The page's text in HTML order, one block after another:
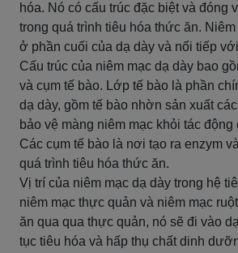
hóa. Nó có cấu trúc đặc biệt và đóng
trong quá trình tiêu hóa thức ăn.
ở phần cuối của dạ dày và nối tiếp
Cấu trúc của niêm mạc dạ dày bao
và cụm tế bào. Lớp tế bào là phần
dạ dày, gồm tế bào nhờn sản xuất
bảo vệ màng niêm mạc khỏi tác động
Các cụm tế bào là nơi tạo ra enzym
quá trình tiêu hóa thức ăn.
Vị trí của niêm mạc dạ dày trong hệ
niêm mạc thực quản và niêm mạc
ăn qua qua thực quản, nó sẽ đi vào
tục tiêu hóa và hấp thụ chất dinh